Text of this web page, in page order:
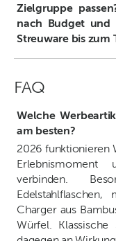
Zielgruppe
nach Budget und
Streuware bis zum
FAQ
Welche
am besten?
2026 funktionieren
Erlebnismoment
verbinden.
Edelstahlflaschen,
Charger aus
Würfel.